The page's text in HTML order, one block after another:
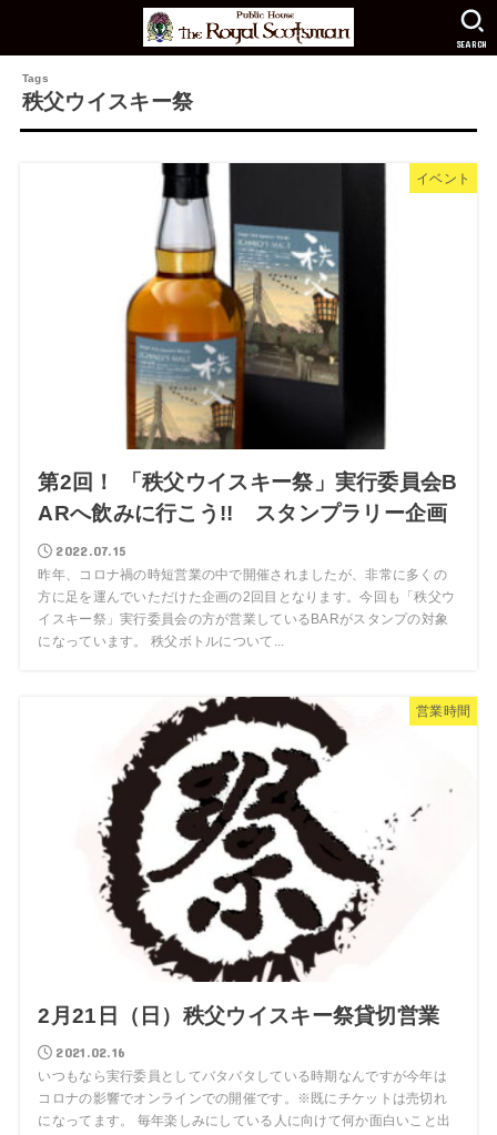
SEARCH
秩父ウイスキー祭
イベント
第2回！ 「秩父ウイスキー祭」実行委員会B
ARへ飲みに行こう!! スタンプラリー企画
2022.07.15
昨年、コロナ禍の時短営業の中で開催されましたが、非常に多くの
方に足を運んでいただけた企画の2回目となります。今回も「秩父ウ
イスキー祭」実行委員会の方が営業しているBARがスタンプの対象
になっています。 秩父ボトルについて...
営業時間
2月21日（日）秩父ウイスキー祭貸切営業
2021.02.16
いつもなら実行委員としてバタバタしている時期なんですが今年は
コロナの影響でオンラインでの開催です。※既にチケットは売切れ
になってます。 毎年楽しみにしている人に向けて何か面白いこと出